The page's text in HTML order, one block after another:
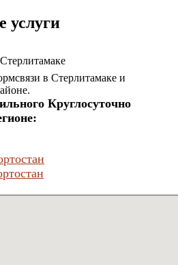
услуги
в Стерлитамаке и
Круглосуточно